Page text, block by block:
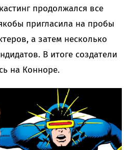
продолжался все
пригласила на пробы
а затем несколько
В итоге создатели
на Конноре.